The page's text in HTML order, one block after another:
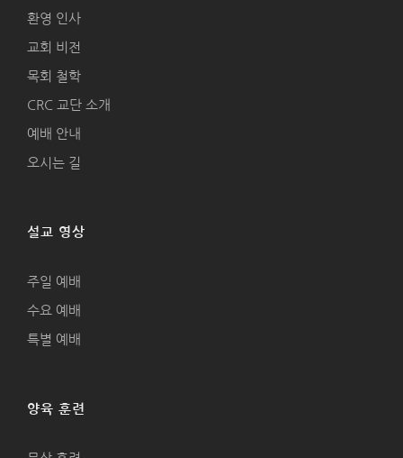
환영 인사
교회 비전
목회 철학
CRC 교단 소개
예배 안내
오시는 길
설교 영상
주일 예배
수요 예배
특별 예배
양육 훈련